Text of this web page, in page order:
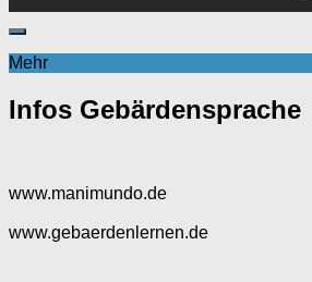
Mehr
Infos Gebärdensprache
www.manimundo.de
www.gebaerdenlernen.de